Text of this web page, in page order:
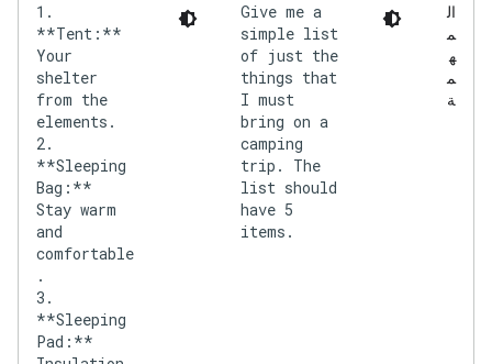
ال
م
ه
م
ة
Give me a
simple list
of just the
things that
I must
bring on a
camping
trip. The
list should
have 5
items.
1.
**Tent:**
Your
shelter
from the
elements.
2.
**Sleeping
Bag:**
Stay warm
and
comfortable
.
3.
**Sleeping
Pad:**